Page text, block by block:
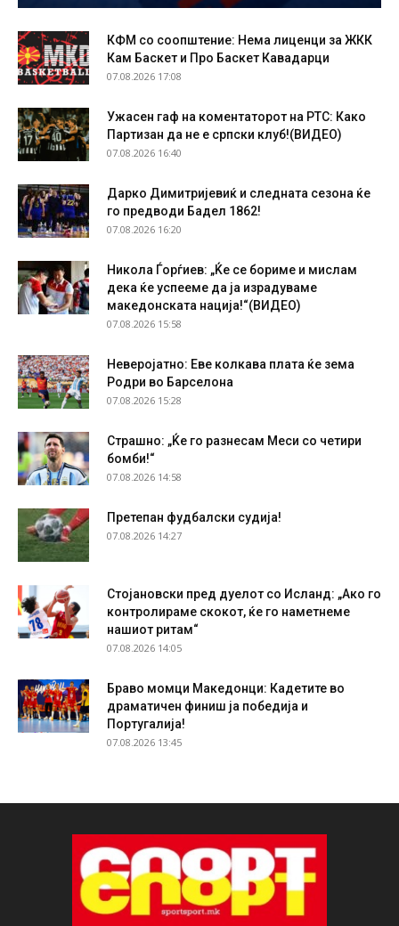
КФМ со соопштение: Нема лиценци за ЖКК
Кам Баскет и Про Баскет Кавадарци
07.08.2026 17:08
Ужасен гаф на коментаторот на РТС: Како
Партизан да не е српски клуб!(ВИДЕО)
07.08.2026 16:40
Дарко Димитријевиќ и следната сезона ќе
го предводи Бадел 1862!
07.08.2026 16:20
Никола Ѓорѓиев: „Ќе се бориме и мислам
дека ќе успееме да ја израдуваме
македонската нација!“(ВИДЕО)
07.08.2026 15:58
Неверојатно: Еве колкава плата ќе зема
Родри во Барселона
07.08.2026 15:28
Страшно: „Ќе го разнесам Меси со четири
бомби!“
07.08.2026 14:58
Претепан фудбалски судија!
07.08.2026 14:27
Стојановски пред дуелот со Исланд: „Ако го
контролираме скокот, ќе го наметнеме
нашиот ритам“
07.08.2026 14:05
Браво момци Македонци: Кадетите во
драматичен финиш ја победија и
Португалија!
07.08.2026 13:45